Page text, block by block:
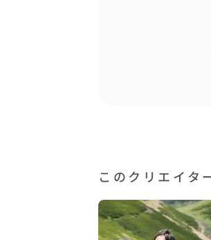
ドレス、スーツ、ス
◼︎利点と注意点
⚪︎私は冬になると年
このクリエイタ